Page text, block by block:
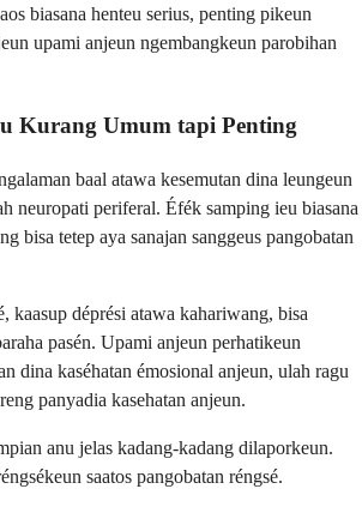
biasana henteu serius, penting pikeun
upami anjeun ngembangkeun parobihan
Kurang Umum tapi Penting
baal atawa kesemutan dina leungeun
neuropati periferal. Éfék samping ieu biasana
bisa tetep aya sanajan sanggeus pangobatan
kaasup déprési atawa kahariwang, bisa
pasén. Upami anjeun perhatikeun
dina kaséhatan émosional anjeun, ulah ragu
panyadia kasehatan anjeun.
anu jelas kadang-kadang dilaporkeun.
saatos pangobatan réngsé.